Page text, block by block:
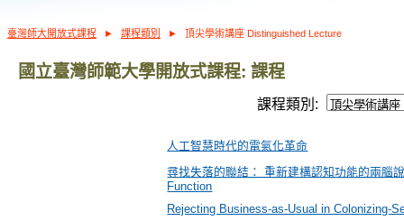
臺灣師大開放式課程 ► 課程類別 ► 頂尖學術講座 Distinguished Lecture
國立臺灣師範大學開放式課程: 課程
課程類別:
人工智慧時代的電氣化革命
尋找失落的聯結： 重新建構認知功能的兩腦
Function
Rejecting Business-as-Usual in Colonizing-